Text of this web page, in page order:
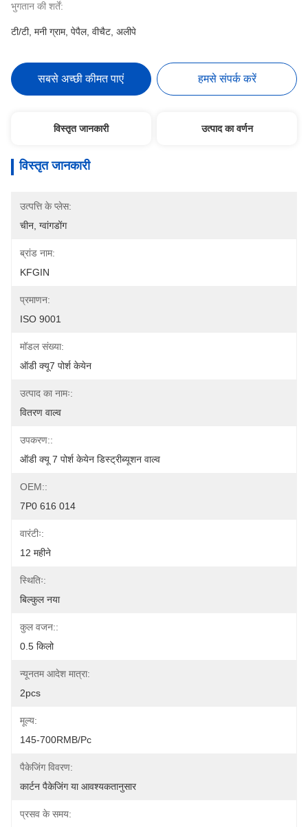
भुगतान की शर्तें:
टी/टी, मनी ग्राम, पेपैल, वीचैट, अलीपे
सबसे अच्छी कीमत पाएं हमसे संपर्क करें
विस्तृत जानकारी उत्पाद का वर्णन
विस्तृत जानकारी
उत्पत्ति के प्लेस:
चीन, ग्वांगडोंग
ब्रांड नाम:
KFGIN
प्रमाणन:
ISO 9001
मॉडल संख्या:
ऑडी क्यू7 पोर्श केयेन
उत्पाद का नामः:
वितरण वाल्व
उपकरण::
ऑडी क्यू 7 पोर्श केयेन डिस्ट्रीब्यूशन वाल्व
OEM::
7P0 616 014
वारंटीः:
12 महीने
स्थितिः:
बिल्कुल नया
कुल वजन::
0.5 किलो
न्यूनतम आदेश मात्रा:
2pcs
मूल्य:
145-700RMB/Pc
पैकेजिंग विवरण:
कार्टन पैकेजिंग या आवश्यकतानुसार
प्रसव के समय: